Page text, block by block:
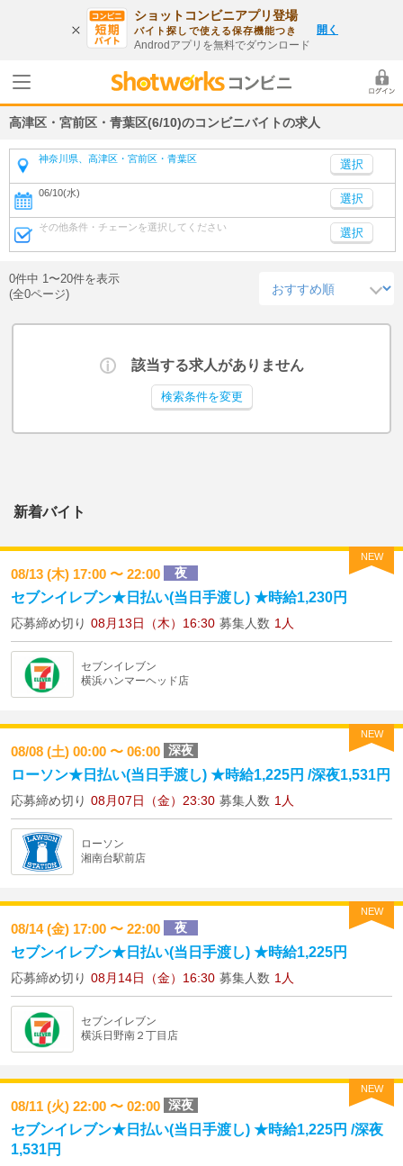
ショットコンビニアプリ登場
バイト探しで使える保存機能つき
Androdアプリを無料でダウンロード
開く
高津区・宮前区・青葉区(6/10)のコンビニバイトの求人
神奈川県、高津区・宮前区・青葉区
06/10(水) 選択
その他条件・チェーンを選択してください 選択
0件中 1〜20件を表示
(全0ページ)
該当する求人がありません
検索条件を変更
新着バイト
NEW
08/13 (木) 17:00 〜 22:00 夜
セブンイレブン★日払い(当日手渡し) ★時給1,230円
応募締め切り 08月13日（木）16:30 募集人数 1人
セブンイレブン
横浜ハンマーヘッド店
NEW
08/08 (土) 00:00 〜 06:00 深夜
ローソン★日払い(当日手渡し) ★時給1,225円 /深夜1,531円
応募締め切り 08月07日（金）23:30 募集人数 1人
ローソン
湘南台駅前店
NEW
08/14 (金) 17:00 〜 22:00 夜
セブンイレブン★日払い(当日手渡し) ★時給1,225円
応募締め切り 08月14日（金）16:30 募集人数 1人
セブンイレブン
横浜日野南２丁目店
NEW
08/11 (火) 22:00 〜 02:00 深夜
セブンイレブン★日払い(当日手渡し) ★時給1,225円 /深夜
1,531円